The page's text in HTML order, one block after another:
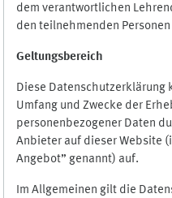
dem verantwortlichen
den teilnehmenden
Geltungsbereich
Diese Datenschutzerklärung
Umfang und Zwecke der
personenbezogener Daten
Anbieter auf dieser Website
Angebot” genannt) auf.
Im Allgemeinen gilt die